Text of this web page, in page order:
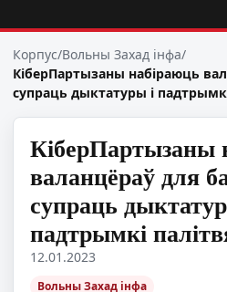
Корпус/Вольны Захад інфа/
КіберПартызаны набіраюць
супраць дыктатуры і
КіберПартызаны
валанцёраў для
супраць
падтрымкі
12.01.2023
Вольны Захад інфа